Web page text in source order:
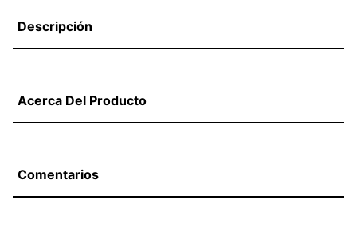
Descripción
Acerca Del Producto
Comentarios